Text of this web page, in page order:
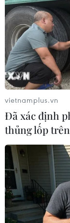
sẽ thi tại hai
Học sinh
tại Olympic
23/07/2021 22:42
vietnamplus.vn
Đã xác định
thủng lốp